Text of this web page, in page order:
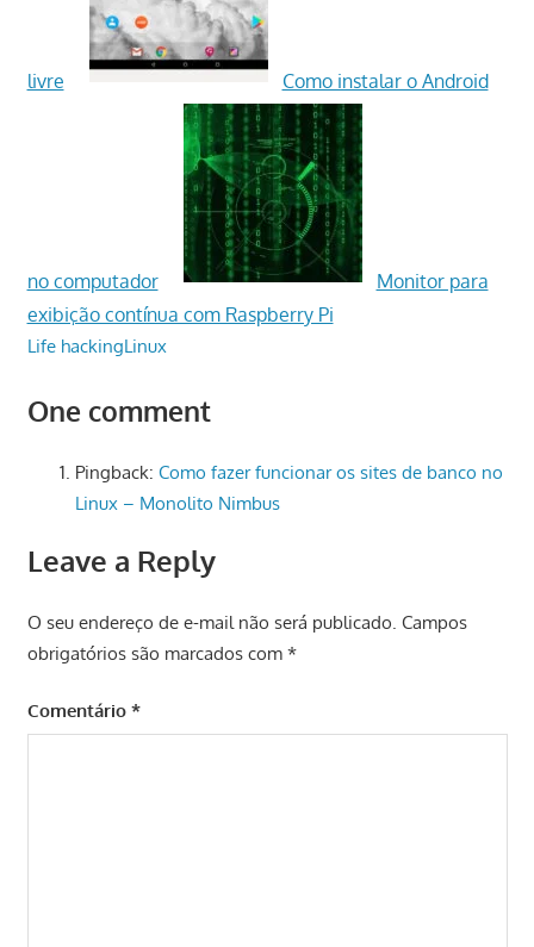
livre Como instalar o Android
no computador
Monitor para
exibição contínua com Raspberry Pi
Life hackingLinux
One comment
Pingback: Como fazer funcionar os sites de banco no
Linux – Monolito Nimbus
Leave a Reply
O seu endereço de e-mail não será publicado. Campos
obrigatórios são marcados com *
Comentário *